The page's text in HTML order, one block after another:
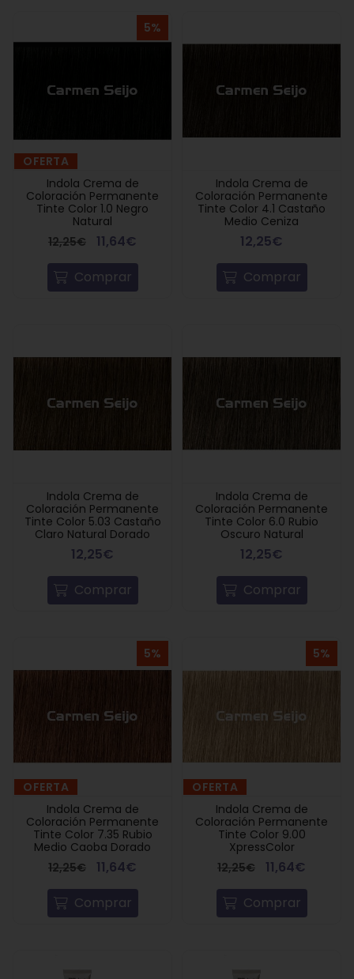
5%
OFERTA
Indola Crema de
Coloración Permanente
Tinte Color 1.0 Negro
Natural
12,25€
11,64€
Comprar
Indola Crema de
Coloración Permanente
Tinte Color 4.1 Castaño
Medio Ceniza
12,25€
Comprar
Indola Crema de
Coloración Permanente
Tinte Color 5.03 Castaño
Claro Natural Dorado
12,25€
Comprar
Indola Crema de
Coloración Permanente
Tinte Color 6.0 Rubio
Oscuro Natural
12,25€
Comprar
5%
OFERTA
Indola Crema de
Coloración Permanente
Tinte Color 7.35 Rubio
Medio Caoba Dorado
12,25€
11,64€
Comprar
5%
OFERTA
Indola Crema de
Coloración Permanente
Tinte Color 9.00
XpressColor
12,25€
11,64€
Comprar